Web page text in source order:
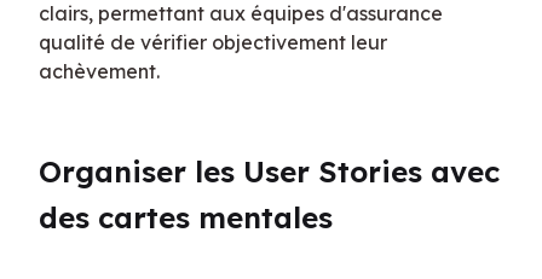
clairs, permettant aux équipes d'assurance
qualité de vérifier objectivement leur
achèvement.
Organiser les User Stories avec
des cartes mentales